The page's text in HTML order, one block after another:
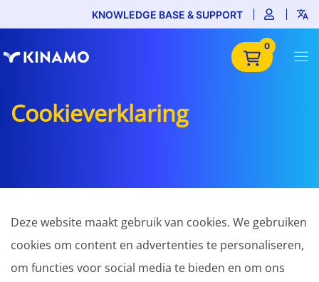
KNOWLEDGE BASE & SUPPORT
0
Cookieverklaring
Deze website maakt gebruik van cookies. We gebruiken
cookies om content en advertenties te personaliseren,
om functies voor social media te bieden en om ons